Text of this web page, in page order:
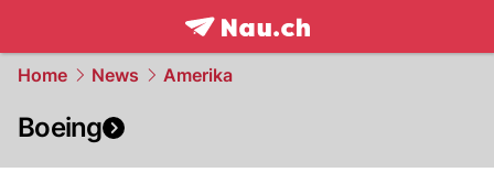
frontpage.NAU.ch
Home News Amerika
Boeing